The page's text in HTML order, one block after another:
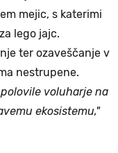
mejic, s katerimi
lego jajc.
ter ozaveščanje v
nestrupene.
voluharje na
ekosistemu,"